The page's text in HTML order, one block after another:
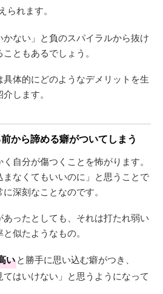
られます。
かない」と負のスパイラルから抜け
ともあるでしょう。
体的にどのようなデメリットを生
します。
から諦める癖がついてしまう
自分が傷つくことを怖がります。
なくてもいいのに」と思うことで
深刻なことなのです。
ったとしても、それは打たれ弱い
似たようなもの。
いと勝手に思い込む癖がつき、
てはいけない」と思うようになって